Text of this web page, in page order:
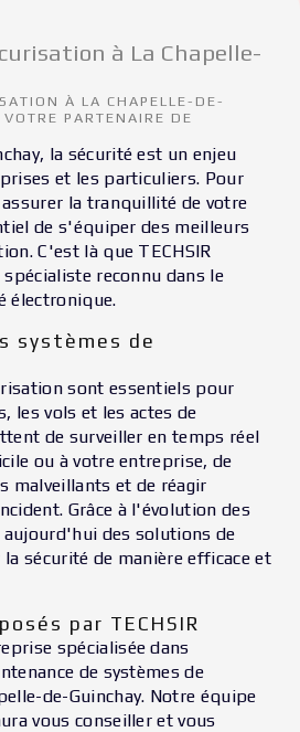
à La Chapelle-
À LA CHAPELLE-DE-
PARTENAIRE DE
la sécurité est un enjeu
et les particuliers. Pour
la tranquillité de votre
de s'équiper des meilleurs
C'est là que TECHSIR
reconnu dans le
électronique.
systèmes de
sont essentiels pour
les vols et les actes de
de surveiller en temps réel
ou à votre entreprise, de
malveillants et de réagir
Grâce à l'évolution des
des solutions de
sécurité de manière efficace et
par TECHSIR
spécialisée dans
de systèmes de
de-Guinchay. Notre équipe
vous conseiller et vous